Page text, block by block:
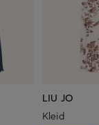
LIU JO
Kleid